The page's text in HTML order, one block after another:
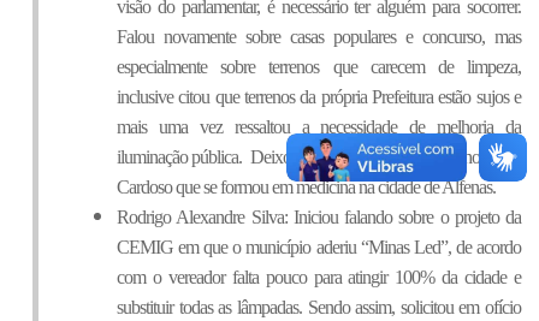
visão do parlamentar, é necessário ter alguém para socorrer.
Falou novamente sobre casas populares e concurso, mas
especialmente sobre terrenos que carecem de limpeza,
inclusive citou que terrenos da própria Prefeitura estão sujos e
mais uma vez ressaltou a necessidade de melhoria da
iluminação pública.  Deixou parabéns para seu sobrinho Pablo
Cardoso que se formou em medicina na cidade de Alfenas.
Rodrigo Alexandre Silva: Iniciou falando sobre o projeto da
CEMIG em que o município aderiu “Minas Led”, de acordo
com o vereador falta pouco para atingir 100% da cidade e
substituir todas as lâmpadas. Sendo assim, solicitou em ofício